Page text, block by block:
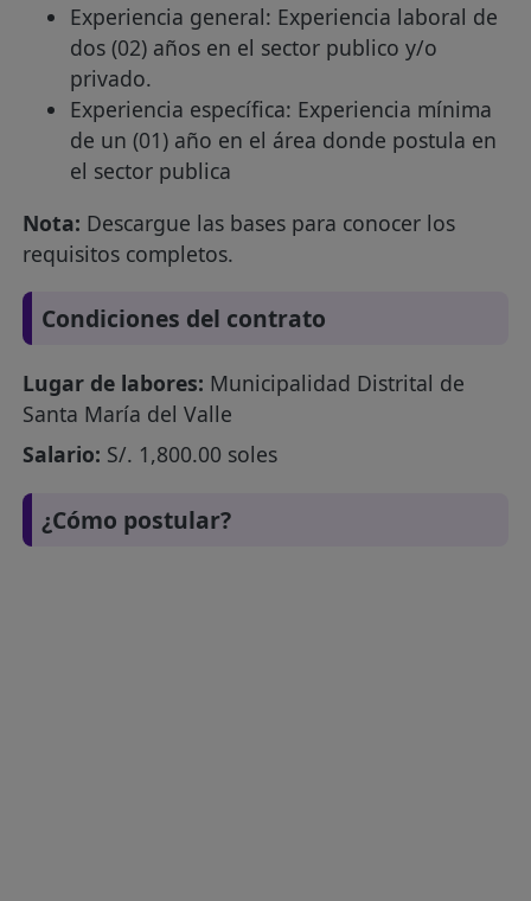
Experiencia general: Experiencia laboral de
dos (02) años en el sector publico y/o
privado.
Experiencia específica: Experiencia mínima
de un (01) año en el área donde postula en
el sector publica
Nota: Descargue las bases para conocer los
requisitos completos.
Condiciones del contrato
Lugar de labores: Municipalidad Distrital de
Santa María del Valle
Salario: S/. 1,800.00 soles
¿Cómo postular?